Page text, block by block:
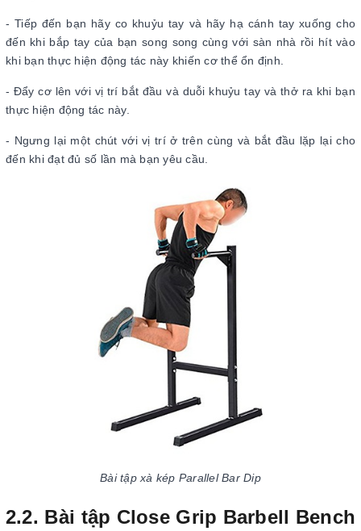
- Tiếp đến bạn hãy co khuỷu tay và hãy hạ cánh tay xuống cho
đến khi bắp tay của bạn song song cùng với sàn nhà rồi hít vào
khi bạn thực hiện động tác này khiến cơ thể ổn định.
- Đẩy cơ lên với vị trí bắt đầu và duỗi khuỷu tay và thở ra khi bạn
thực hiện động tác này.
- Ngưng lại một chút với vị trí ở trên cùng và bắt đầu lặp lại cho
đến khi đạt đủ số lần mà bạn yêu cầu.
Bài tập xà kép Parallel Bar Dip
2.2. Bài tập Close Grip Barbell Bench